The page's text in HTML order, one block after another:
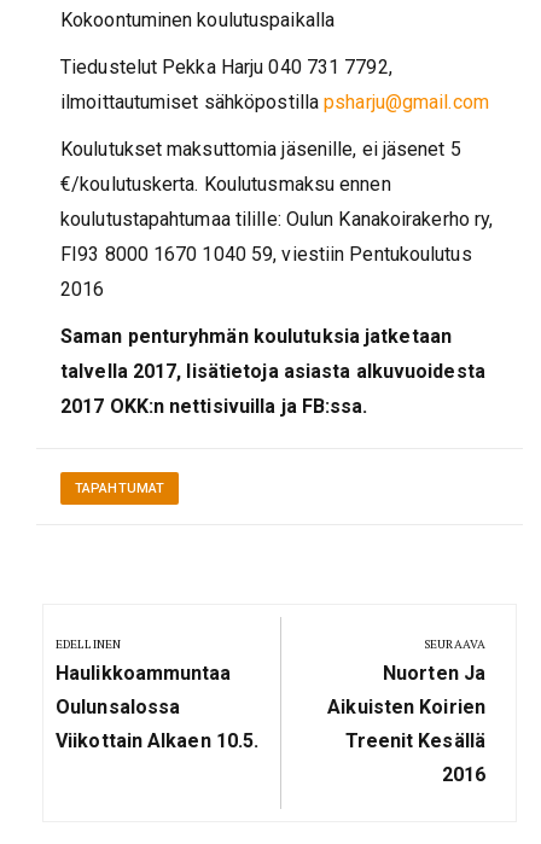
Kokoontuminen koulutuspaikalla
Tiedustelut Pekka Harju 040 731 7792,
ilmoittautumiset sähköpostillapsharju@gmail.com
Koulutukset maksuttomia jäsenille, ei jäsenet 5
€/koulutuskerta. Koulutusmaksu ennen
koulutustapahtumaa tilille: Oulun Kanakoirakerho ry,
FI93 8000 1670 1040 59, viestiin Pentukoulutus
2016
Saman penturyhmän koulutuksia jatketaan
talvella 2017, lisätietoja asiasta alkuvuoidesta
2017 OKK:n nettisivuilla ja FB:ssa.
TAPAHTUMAT
selaus
EDELLINEN
Previous
Post:
Haulikkoammuntaa
Oulunsalossa
Viikottain Alkaen 10.5.
SEURAAVA
Next
Post:
Nuorten Ja
Aikuisten Koirien
Treenit Kesällä
2016